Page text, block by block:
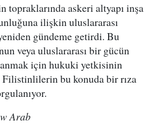
topraklarında askeri altyapı inşa
ilişkin uluslararası
gündeme getirdi. Bu
veya uluslararası bir gücün
için hukuki yetkisinin
Filistinlilerin bu konuda bir rıza
Arab